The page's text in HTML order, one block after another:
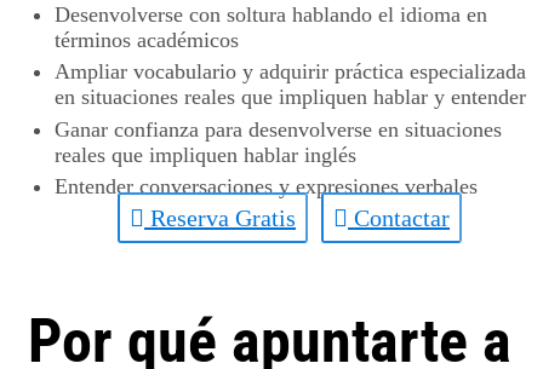
Desenvolverse con soltura hablando el idioma en
términos académicos
Ampliar vocabulario y adquirir práctica especializada
en situaciones reales que impliquen hablar y entender
Ganar confianza para desenvolverse en situaciones
reales que impliquen hablar inglés
Entender conversaciones y expresiones verbales
Reserva Gratis Contactar
Por qué apuntarte a